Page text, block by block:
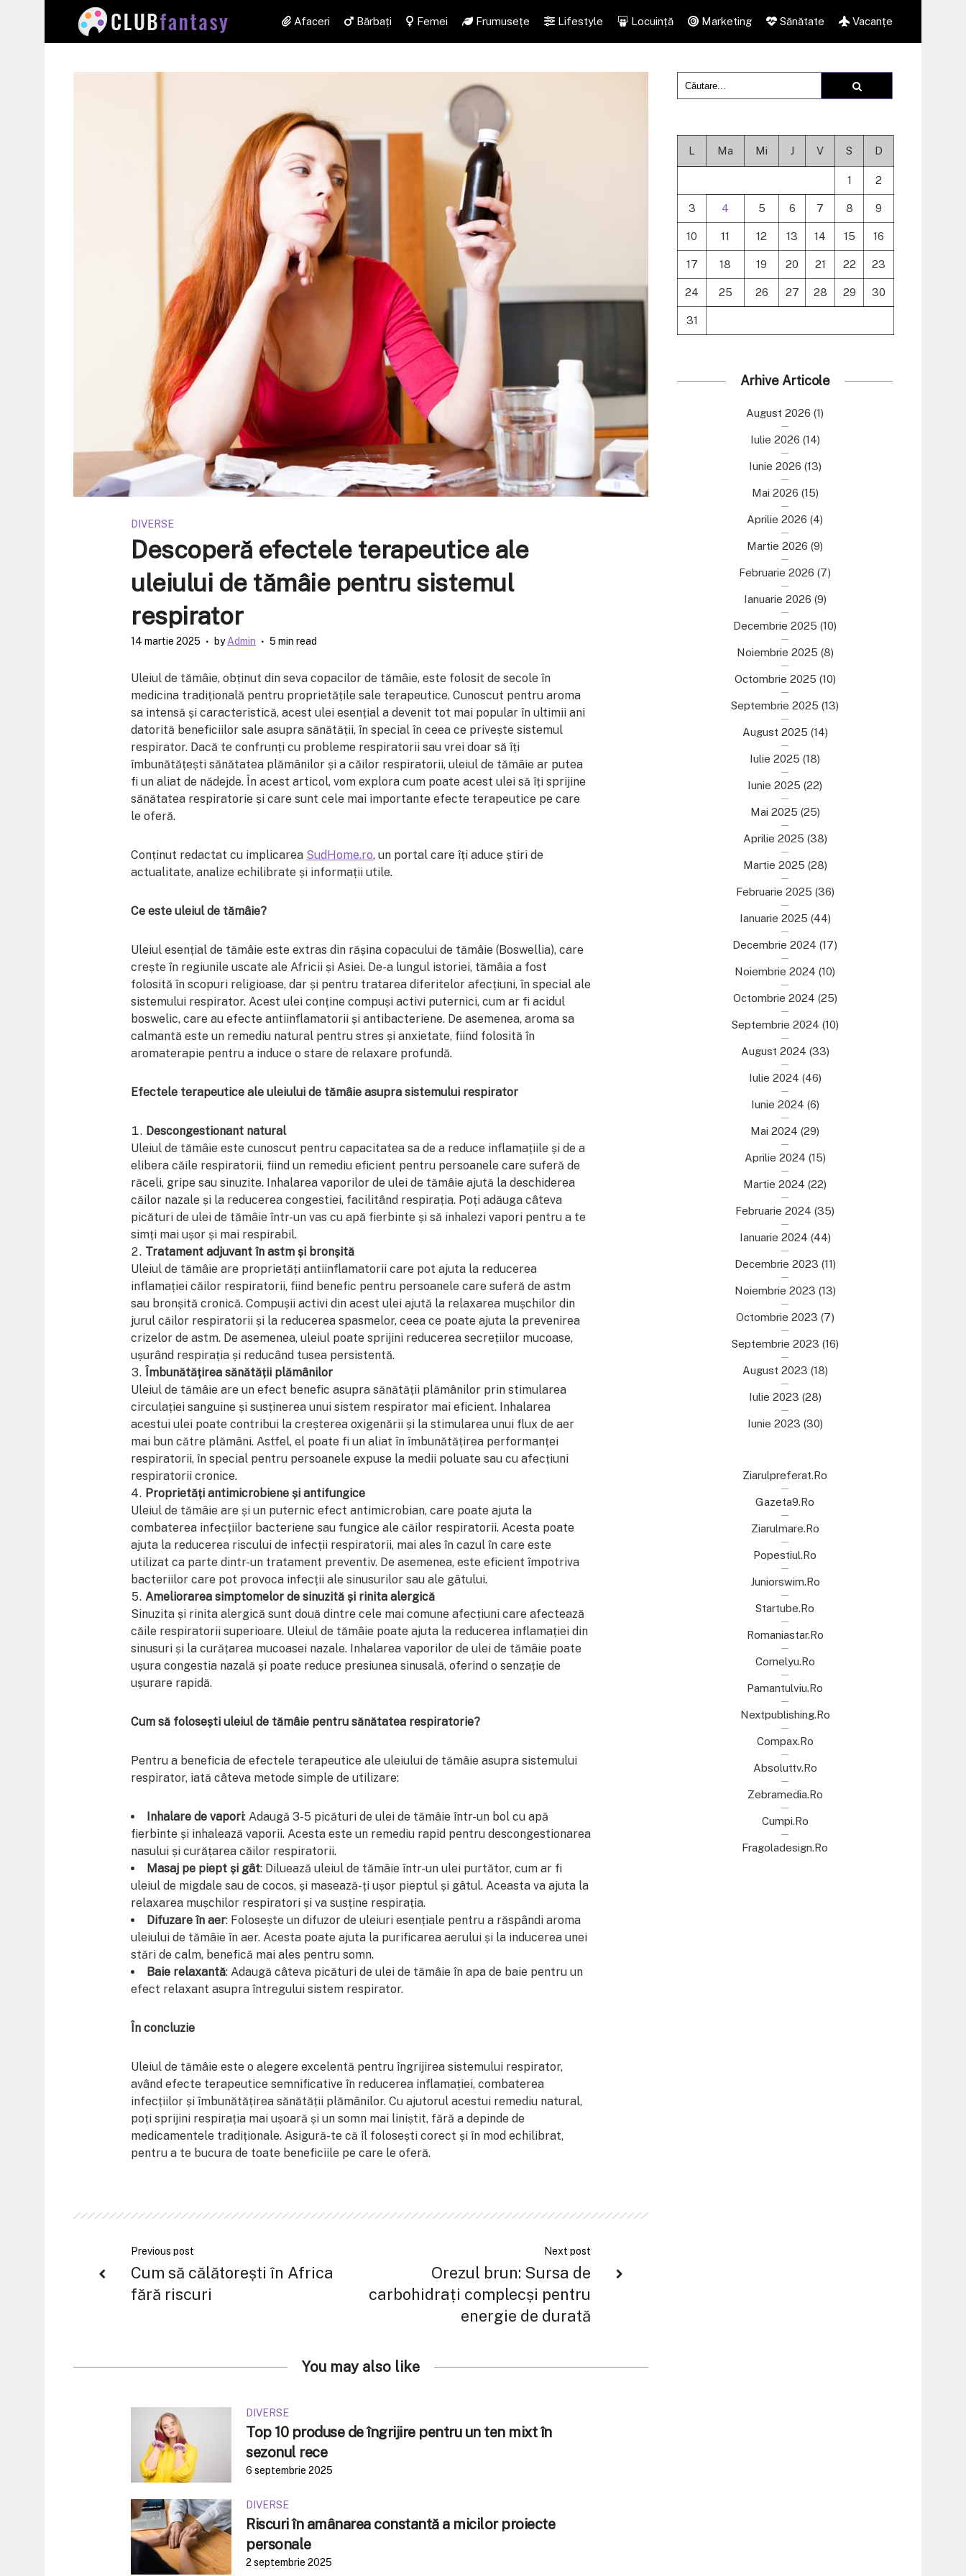
Afaceri Bărbați Femei Frumusețe Lifestyle Locuință Marketing Sănătate Vacanțe
DIVERSE
Descoperă efectele terapeutice ale
uleiului de tămâie pentru sistemul
respirator
14 martie 2025 byAdmin 5 min read
Uleiul de tămâie, obținut din seva copacilor de tămâie, este folosit de secole în
medicina tradițională pentru proprietățile sale terapeutice. Cunoscut pentru aroma
sa intensă și caracteristică, acest ulei esențial a devenit tot mai popular în ultimii ani
datorită beneficiilor sale asupra sănătății, în special în ceea ce privește sistemul
respirator. Dacă te confrunți cu probleme respiratorii sau vrei doar să îți
îmbunătățești sănătatea plămânilor și a căilor respiratorii, uleiul de tămâie ar putea
fi un aliat de nădejde. În acest articol, vom explora cum poate acest ulei să îți sprijine
sănătatea respiratorie și care sunt cele mai importante efecte terapeutice pe care
le oferă.
Conținut redactat cu implicarea SudHome.ro, un portal care îți aduce știri de
actualitate, analize echilibrate și informații utile.
Ce este uleiul de tămâie?
Uleiul esențial de tămâie este extras din rășina copacului de tămâie (Boswellia), care
crește în regiunile uscate ale Africii și Asiei. De-a lungul istoriei, tămâia a fost
folosită în scopuri religioase, dar și pentru tratarea diferitelor afecțiuni, în special ale
sistemului respirator. Acest ulei conține compuși activi puternici, cum ar fi acidul
boswelic, care au efecte antiinflamatorii și antibacteriene. De asemenea, aroma sa
calmantă este un remediu natural pentru stres și anxietate, fiind folosită în
aromaterapie pentru a induce o stare de relaxare profundă.
Efectele terapeutice ale uleiului de tămâie asupra sistemului respirator
Descongestionant natural
Uleiul de tămâie este cunoscut pentru capacitatea sa de a reduce inflamațiile și de a
elibera căile respiratorii, fiind un remediu eficient pentru persoanele care suferă de
răceli, gripe sau sinuzite. Inhalarea vaporilor de ulei de tămâie ajută la deschiderea
căilor nazale și la reducerea congestiei, facilitând respirația. Poți adăuga câteva
picături de ulei de tămâie într-un vas cu apă fierbinte și să inhalezi vapori pentru a te
simți mai ușor și mai respirabil.
Tratament adjuvant în astm și bronșită
Uleiul de tămâie are proprietăți antiinflamatorii care pot ajuta la reducerea
inflamației căilor respiratorii, fiind benefic pentru persoanele care suferă de astm
sau bronșită cronică. Compușii activi din acest ulei ajută la relaxarea mușchilor din
jurul căilor respiratorii și la reducerea spasmelor, ceea ce poate ajuta la prevenirea
crizelor de astm. De asemenea, uleiul poate sprijini reducerea secrețiilor mucoase,
ușurând respirația și reducând tusea persistentă.
Îmbunătățirea sănătății plămânilor
Uleiul de tămâie are un efect benefic asupra sănătății plămânilor prin stimularea
circulației sanguine și susținerea unui sistem respirator mai eficient. Inhalarea
acestui ulei poate contribui la creșterea oxigenării și la stimularea unui flux de aer
mai bun către plămâni. Astfel, el poate fi un aliat în îmbunătățirea performanței
respiratorii, în special pentru persoanele expuse la medii poluate sau cu afecțiuni
respiratorii cronice.
Proprietăți antimicrobiene și antifungice
Uleiul de tămâie are și un puternic efect antimicrobian, care poate ajuta la
combaterea infecțiilor bacteriene sau fungice ale căilor respiratorii. Acesta poate
ajuta la reducerea riscului de infecții respiratorii, mai ales în cazul în care este
utilizat ca parte dintr-un tratament preventiv. De asemenea, este eficient împotriva
bacteriilor care pot provoca infecții ale sinusurilor sau ale gâtului.
Ameliorarea simptomelor de sinuzită și rinita alergică
Sinuzita și rinita alergică sunt două dintre cele mai comune afecțiuni care afectează
căile respiratorii superioare. Uleiul de tămâie poate ajuta la reducerea inflamației din
sinusuri și la curățarea mucoasei nazale. Inhalarea vaporilor de ulei de tămâie poate
ușura congestia nazală și poate reduce presiunea sinusală, oferind o senzație de
ușurare rapidă.
Cum să folosești uleiul de tămâie pentru sănătatea respiratorie?
Pentru a beneficia de efectele terapeutice ale uleiului de tămâie asupra sistemului
respirator, iată câteva metode simple de utilizare:
Inhalare de vapori: Adaugă 3-5 picături de ulei de tămâie într-un bol cu apă
fierbinte și inhalează vaporii. Acesta este un remediu rapid pentru descongestionarea
nasului și curățarea căilor respiratorii.
Masaj pe piept și gât: Diluează uleiul de tămâie într-un ulei purtător, cum ar fi
uleiul de migdale sau de cocos, și masează-ți ușor pieptul și gâtul. Aceasta va ajuta la
relaxarea mușchilor respiratori și va susține respirația.
Difuzare în aer: Folosește un difuzor de uleiuri esențiale pentru a răspândi aroma
uleiului de tămâie în aer. Acesta poate ajuta la purificarea aerului și la inducerea unei
stări de calm, benefică mai ales pentru somn.
Baie relaxantă: Adaugă câteva picături de ulei de tămâie în apa de baie pentru un
efect relaxant asupra întregului sistem respirator.
În concluzie
Uleiul de tămâie este o alegere excelentă pentru îngrijirea sistemului respirator,
având efecte terapeutice semnificative în reducerea inflamației, combaterea
infecțiilor și îmbunătățirea sănătății plămânilor. Cu ajutorul acestui remediu natural,
poți sprijini respirația mai ușoară și un somn mai liniștit, fără a depinde de
medicamentele tradiționale. Asigură-te că îl folosești corect și în mod echilibrat,
pentru a te bucura de toate beneficiile pe care le oferă.
Previous post
Cum să călătorești în Africa
fără riscuri
Next post
Orezul brun: Sursa de
carbohidrați complecși pentru
energie de durată
You may also like
DIVERSE
Top 10 produse de îngrijire pentru un ten mixt în
sezonul rece
6 septembrie 2025
DIVERSE
Riscuri în amânarea constantă a micilor proiecte
personale
2 septembrie 2025
L Ma Mi J V S D
1 2
3 4 5 6 7 8 9
10 11 12 13 14 15 16
17 18 19 20 21 22 23
24 25 26 27 28 29 30
31
Arhive Articole
August 2026 (1)
Iulie 2026 (14)
Iunie 2026 (13)
Mai 2026 (15)
Aprilie 2026 (4)
Martie 2026 (9)
Februarie 2026 (7)
Ianuarie 2026 (9)
Decembrie 2025 (10)
Noiembrie 2025 (8)
Octombrie 2025 (10)
Septembrie 2025 (13)
August 2025 (14)
Iulie 2025 (18)
Iunie 2025 (22)
Mai 2025 (25)
Aprilie 2025 (38)
Martie 2025 (28)
Februarie 2025 (36)
Ianuarie 2025 (44)
Decembrie 2024 (17)
Noiembrie 2024 (10)
Octombrie 2024 (25)
Septembrie 2024 (10)
August 2024 (33)
Iulie 2024 (46)
Iunie 2024 (6)
Mai 2024 (29)
Aprilie 2024 (15)
Martie 2024 (22)
Februarie 2024 (35)
Ianuarie 2024 (44)
Decembrie 2023 (11)
Noiembrie 2023 (13)
Octombrie 2023 (7)
Septembrie 2023 (16)
August 2023 (18)
Iulie 2023 (28)
Iunie 2023 (30)
Ziarulpreferat.ro
Gazeta9.ro
Ziarulmare.ro
Popestiul.ro
Juniorswim.ro
Startube.ro
Romaniastar.ro
Cornelyu.ro
Pamantulviu.ro
Nextpublishing.ro
Compax.ro
Absoluttv.ro
Zebramedia.ro
Cumpi.ro
Fragoladesign.ro